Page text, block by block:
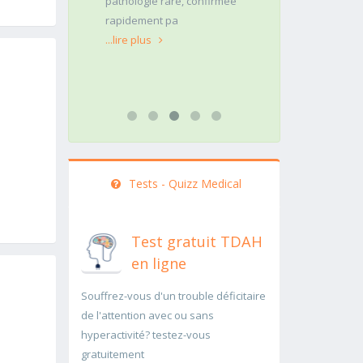
rapidement pa
...lire plus
Tests - Quizz Medical
Test gratuit TDAH
en ligne
Souffrez-vous d'un trouble déficitaire
de l'attention avec ou sans
hyperactivité? testez-vous
gratuitement